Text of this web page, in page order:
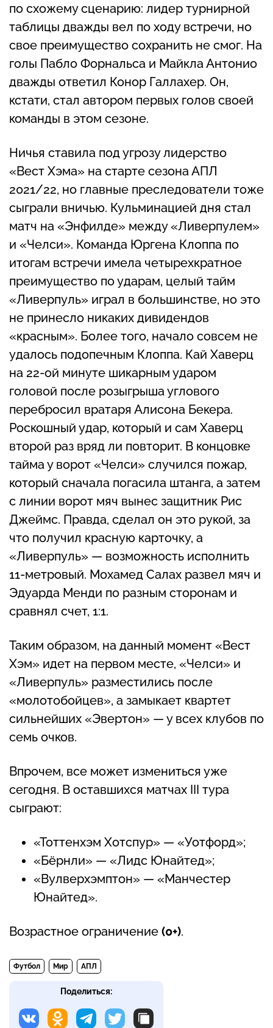
по схожему сценарию: лидер турнирной
таблицы дважды вел по ходу встречи, но
свое преимущество сохранить не смог. На
голы Пабло Форнальса и Майкла Антонио
дважды ответил Конор Галлахер. Он,
кстати, стал автором первых голов своей
команды в этом сезоне.
Ничья ставила под угрозу лидерство
«Вест Хэма» на старте сезона АПЛ
2021/22, но главные преследователи тоже
сыграли вничью. Кульминацией дня стал
матч на «Энфилде» между «Ливерпулем»
и «Челси». Команда Юргена Клоппа по
итогам встречи имела четырехкратное
преимущество по ударам, целый тайм
«Ливерпуль» играл в большинстве, но это
не принесло никаких дивидендов
«красным». Более того, начало совсем не
удалось подопечным Клоппа. Кай Хаверц
на 22-ой минуте шикарным ударом
головой после розыгрыша углового
перебросил вратаря Алисона Бекера.
Роскошный удар, который и сам Хаверц
второй раз вряд ли повторит. В концовке
тайма у ворот «Челси» случился пожар,
который сначала погасила штанга, а затем
с линии ворот мяч вынес защитник Рис
Джеймс. Правда, сделал он это рукой, за
что получил красную карточку, а
«Ливерпуль» — возможность исполнить
11-метровый. Мохамед Салах развел мяч и
Эдуарда Менди по разным сторонам и
сравнял счет, 1:1.
Таким образом, на данный момент «Вест
Хэм» идет на первом месте, «Челси» и
«Ливерпуль» разместились после
«молотобойцев», а замыкает квартет
сильнейших «Эвертон» — у всех клубов по
семь очков.
Впрочем, все может измениться уже
сегодня. В оставшихся матчах III тура
сыграют:
«Тоттенхэм Хотспур» — «Уотфорд»;
«Бёрнли» — «Лидс Юнайтед»;
«Вулверхэмптон» — «Манчестер
Юнайтед».
Возрастное ограничение (0+).
Футбол Мир АПЛ
Поделиться: